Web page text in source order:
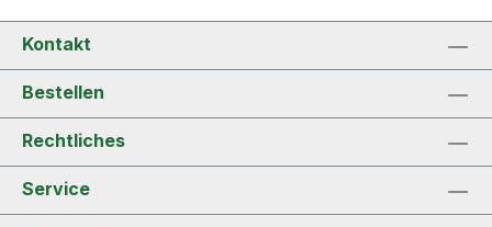
Kontakt
Bestellen
Rechtliches
Service